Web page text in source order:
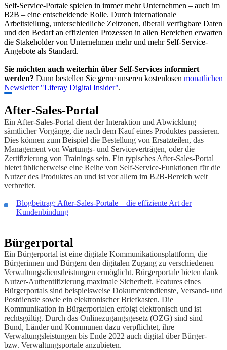
Self-Service-Portale spielen in immer mehr Unternehmen – auch im
B2B – eine entscheidende Rolle. Durch internationale
Arbeitsteilung, unterschiedliche Zeitzonen, überall verfügbare Daten
und den Bedarf an effizienten Prozessen in allen Bereichen erwarten
die Stakeholder von Unternehmen mehr und mehr Self-Service-
Angebote als Standard.
Sie möchten auch weiterhin über Self-Services informiert
werden? Dann bestellen Sie gerne unseren kostenlosen monatlichen
Newsletter "Liferay Digital Insider".
After-Sales-Portal
Ein After-Sales-Portal dient der Interaktion und Abwicklung
sämtlicher Vorgänge, die nach dem Kauf eines Produktes passieren.
Dies können zum Beispiel die Bestellung von Ersatzteilen, das
Management von Wartungs- und Serviceverträgen, oder die
Zertifizierung von Trainings sein. Ein typisches After-Sales-Portal
bietet üblicherweise eine Reihe von Self-Service-Funktionen für die
Nutzer des Produktes an und ist vor allem im B2B-Bereich weit
verbreitet.
Blogbeitrag: After-Sales-Portale – die effiziente Art der
Kundenbindung
Bürgerportal
Ein Bürgerportal ist eine digitale Kommunikationsplattform, die
Bürgerinnen und Bürgern den digitalen Zugang zu verschiedenen
Verwaltungsdienstleistungen ermöglicht. Bürgerportale bieten dank
Nutzer-Authentifizierung maximale Sicherheit. Features eines
Bürgerportals sind beispielsweise Dokumentendienste, Versand- und
Postdienste sowie ein elektronischer Briefkasten. Die
Kommunikation in Bürgerportalen erfolgt elektronisch und ist
rechtsgültig. Durch das Onlinezugangsgesetz (OZG) sind sind
Bund, Länder und Kommunen dazu verpflichtet, ihre
Verwaltungsleistungen bis Ende 2022 auch digital über Bürger-
bzw. Verwaltungsportale anzubieten.